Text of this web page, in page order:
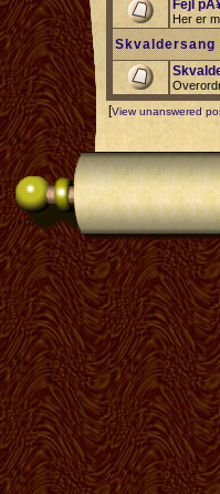
Fejl
Her er
Skvaldersang
[View unanswered